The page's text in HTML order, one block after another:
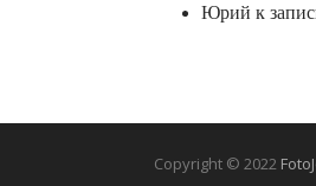
Юрий к
Copyright © 2022